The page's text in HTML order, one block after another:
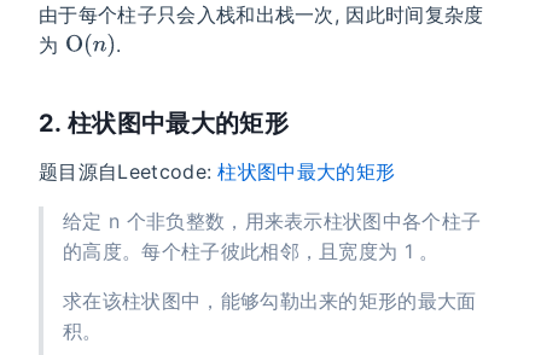
由于每个柱子只会入栈和出栈一次, 因此时间复杂度
为
.
2. 柱状图中最大的矩形
题目源自Leetcode:柱状图中最大的矩形
给定 n 个非负整数，用来表示柱状图中各个柱子
的高度。每个柱子彼此相邻，且宽度为 1 。
求在该柱状图中，能够勾勒出来的矩形的最大面
积。